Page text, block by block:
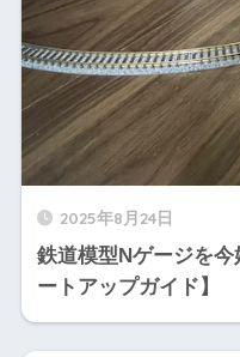
2025年8月24日
鉄道模型Nゲージを
ートアップガイド】